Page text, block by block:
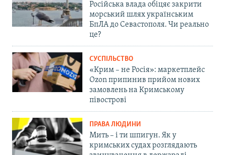
Російська влада обіцяє закрити
морський шлях українським
БпЛА до Севастополя. Чи реально
це?
СУСПІЛЬСТВО
«Крим – не Росія»: маркетплейс
Ozon припинив прийом нових
замовлень на Кримському
півострові
ПРАВА ЛЮДИНИ
Мить – і ти шпигун. Як у
кримських судах розглядають